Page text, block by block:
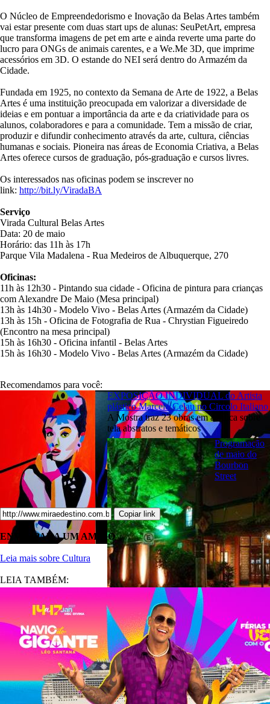
O Núcleo de Empreendedorismo e Inovação da Belas Artes também
vai estar presente com duas start ups de alunas: SeuPetArt, empresa
que transforma imagens de pet em arte e ainda reverte uma parte do
lucro para ONGs de animais carentes, e a We.Me 3D, que imprime
acessórios em 3D. O estande do NEI será dentro do Armazém da
Cidade.
Fundada em 1925, no contexto da Semana de Arte de 1922, a Belas
Artes é uma instituição preocupada em valorizar a diversidade de
ideias e em pontuar a importância da arte e da criatividade para os
alunos, colaboradores e para a comunidade. Tem a missão de criar,
produzir e difundir conhecimento através da arte, cultura, ciências
humanas e sociais. Pioneira nas áreas de Economia Criativa, a Belas
Artes oferece cursos de graduação, pós-graduação e cursos livres.
Os interessados nas oficinas podem se inscrever no
link: http://bit.ly/ViradaBA
Serviço
Virada Cultural Belas Artes
Data: 20 de maio
Horário: das 11h às 17h
Parque Vila Madalena - Rua Medeiros de Albuquerque, 270
Oficinas:
11h às 12h30 - Pintando sua cidade - Oficina de pintura para crianças
com Alexandre De Maio (Mesa principal)
13h às 14h30 - Modelo Vivo - Belas Artes (Armazém da Cidade)
13h às 15h - Oficina de Fotografia de Rua - Chrystian Figueiredo
(Encontro na mesa principal)
15h às 16h30 - Oficina infantil - Belas Artes
15h às 16h30 - Modelo Vivo - Belas Artes (Armazém da Cidade)
Recomendamos para você:
EXPOSIÇÃO INDIVIDUAL do Artista
plástico Marcelo Celau no Circolo Italiano
A Mostra traz 23 obras em acrílica sobre
tela abstratos e temáticos
Programação
de maio do
Bourbon
Street
Copiar link
ENVIE PARA UM AMIGO
Leia mais sobre Cultura
LEIA TAMBÉM: